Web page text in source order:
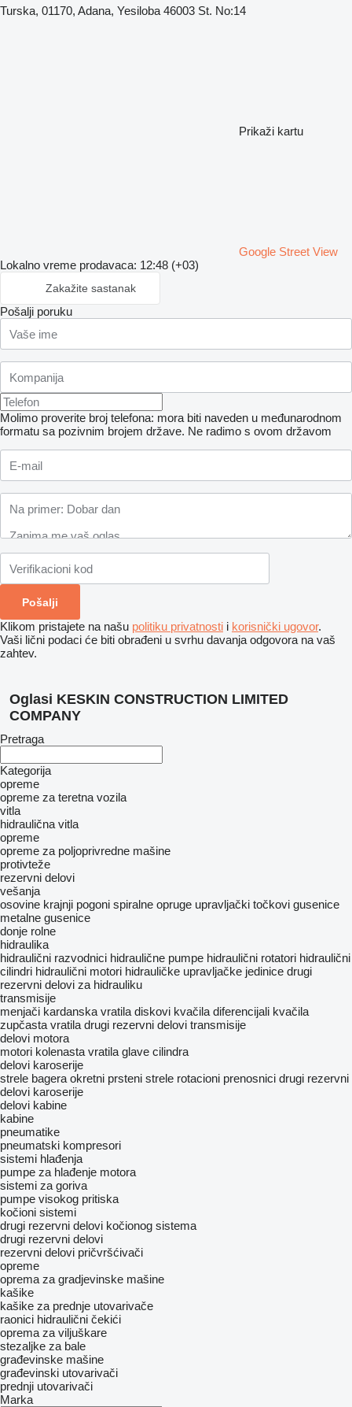
Turska, 01170, Adana, Yesiloba 46003 St. No:14
Prikaži kartu
Google Street View
Lokalno vreme prodavaca: 12:48 (+03)
Zakažite sastanak
Pošalji poruku
Molimo proverite broj telefona: mora biti naveden u međunarodnom
formatu sa pozivnim brojem države. Ne radimo s ovom državom
Klikom pristajete na našu politiku privatnosti i korisnički ugovor.
Vaši lični podaci će biti obrađeni u svrhu davanja odgovora na vaš
zahtev.
Oglasi KESKIN CONSTRUCTION LIMITED
COMPANY
Pretraga
Kategorija
opreme
оpremе za teretna vozila
vitla
hidraulična vitla
opreme
opreme za poljoprivredne mašine
protivteže
rezervni delovi
vešanja
osovine krajnji pogoni spiralne opruge upravljački točkovi gusenice
metalne gusenice
donje rolne
hidraulika
hidraulični razvodnici hidraulične pumpe hidraulični rotatori hidraulični
cilindri hidraulični motori hidrauličke upravljačke jedinice drugi
rezervni delovi za hidrauliku
transmisije
menjači kardanska vratila diskovi kvačila diferencijali kvačila
zupčasta vratila drugi rezervni delovi transmisije
delovi motora
motori kolenasta vratila glave cilindra
delovi karoserije
strele bagera okretni prsteni strele rotacioni prenosnici drugi rezervni
delovi karoserije
delovi kabine
kabine
pneumatikе
pneumatski kompresori
sistemi hlađenja
pumpe za hlađenje motora
sistemi za goriva
pumpe visokog pritiska
kočioni sistemi
drugi rezervni delovi kočionog sistema
drugi rezervni delovi
rezervni delovi pričvršćivači
opreme
oprema za gradjevinske mašine
kašike
kašike za prednje utovarivače
raonici hidraulični čekići
oprema za viljuškare
stezaljke za bale
građevinske mašine
građevinski utovarivači
prednji utovarivači
Marka